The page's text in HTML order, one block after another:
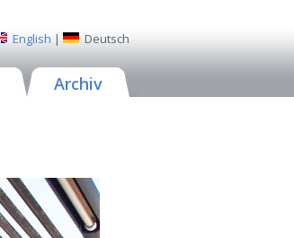
English | Deutsch
Archiv